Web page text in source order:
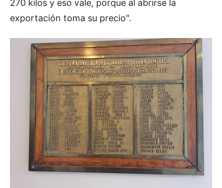
270 kilos y eso vale, porque al abrirse la
exportación toma su precio".